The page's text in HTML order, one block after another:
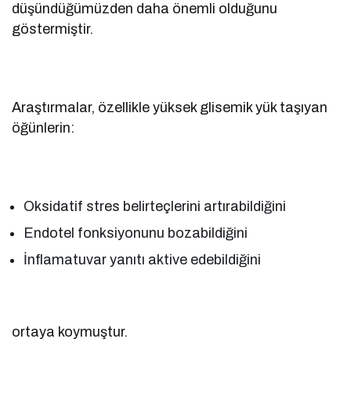
düşündüğümüzden daha önemli olduğunu
göstermiştir.
Araştırmalar, özellikle yüksek glisemik yük taşıyan
öğünlerin:
Oksidatif stres belirteçlerini artırabildiğini
Endotel fonksiyonunu bozabildiğini
İnflamatuvar yanıtı aktive edebildiğini
ortaya koymuştur.